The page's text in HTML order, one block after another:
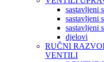
sastavljeni
sastavljeni
sastavljeni
djelovi
RUČNI
VENTILI